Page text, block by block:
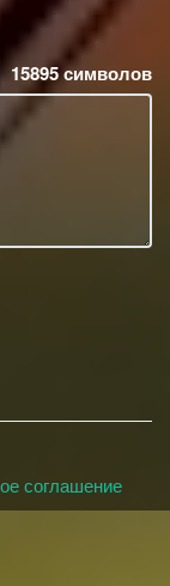
15895символов
соглашение